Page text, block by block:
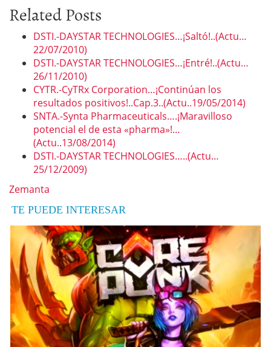
Related Posts
DSTI.-DAYSTAR TECHNOLOGIES…¡Saltó!..(Actu…
22/07/2010)
DSTI.-DAYSTAR TECHNOLOGIES…¡Entré!..(Actu…
26/11/2010)
CYTR.-CyTRx Corporation…¡Continúan los
resultados positivos!..Cap.3..(Actu..19/05/2014)
SNTA.-Synta Pharmaceuticals….¡Maravilloso
potencial el de esta «pharma»!…
(Actu..13/08/2014)
DSTI.-DAYSTAR TECHNOLOGIES…..(Actu…
25/12/2009)
Zemanta
TE PUEDE INTERESAR